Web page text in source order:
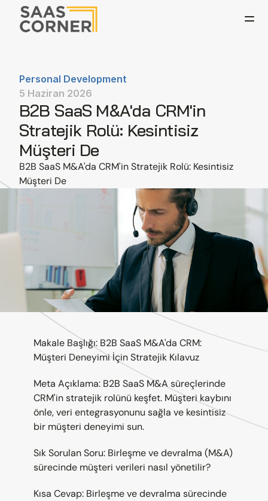
Personal Development
5 Haziran 2026
B2B SaaS M&A'da CRM'in
Stratejik Rolü: Kesintisiz
Müşteri De
B2B SaaS M&A'da CRM'in Stratejik Rolü: Kesintisiz
Müşteri De
Makale Başlığı: B2B SaaS M&A'da CRM:
Müşteri Deneyimi İçin Stratejik Kılavuz
Meta Açıklama: B2B SaaS M&A süreçlerinde
CRM'in stratejik rolünü keşfet. Müşteri kaybını
önle, veri entegrasyonunu sağla ve kesintisiz
bir müşteri deneyimi sun.
Sık Sorulan Soru: Birleşme ve devralma (M&A)
sürecinde müşteri verileri nasıl yönetilir?
Kısa Cevap: Birleşme ve devralma sürecinde